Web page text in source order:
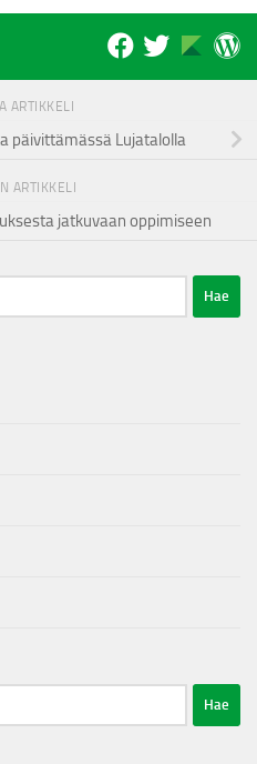
ARTIKKELI
päivittämässä Lujatalolla
ARTIKKELI
jatkuvaan oppimiseen